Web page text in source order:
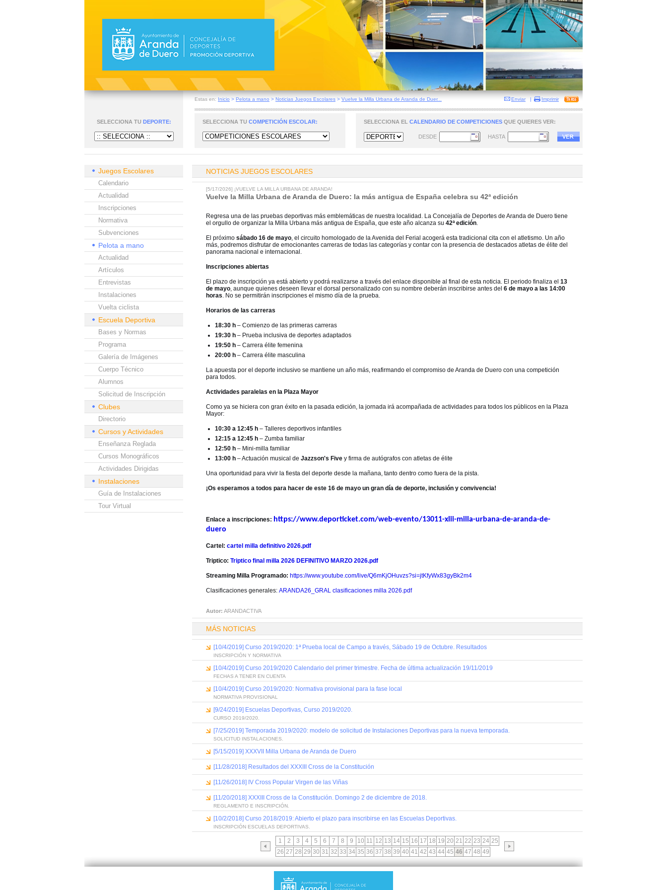
Estas en: Inicio > Pelota a mano > Noticias Juegos Escolares > Vuelve la Milla Urbana de Aranda de Duer... Enviar | Imprimir
SELECCIONA TU DEPORTE: SELECCIONA TU COMPETICIÓN ESCOLAR: SELECCIONA EL CALENDARIO DE COMPETICIONES QUE QUIERES VER:
DESDE HASTA
Juegos Escolares
Calendario
Actualidad
Inscripciones
Normativa
Subvenciones
Pelota a mano
Actualidad
Artículos
Entrevistas
Instalaciones
Vuelta ciclista
Escuela Deportiva
Bases y Normas
Programa
Galería de Imágenes
Cuerpo Técnico
Alumnos
Solicitud de Inscripción
Clubes
Directorio
Cursos y Actividades
Enseñanza Reglada
Cursos Monográficos
Actividades Dirigidas
Instalaciones
Guía de Instalaciones
Tour Virtual
NOTICIAS JUEGOS ESCOLARES
[5/17/2026] ¡VUELVE LA MILLA URBANA DE ARANDA!
Vuelve la Milla Urbana de Aranda de Duero: la más antigua de España celebra su 42ª edición
Regresa una de las pruebas deportivas más emblemáticas de nuestra localidad. La Concejalía de Deportes de Aranda de Duero tiene
el orgullo de organizar la Milla Urbana más antigua de España, que este año alcanza su 42ª edición.
El próximo sábado 16 de mayo, el circuito homologado de la Avenida del Ferial acogerá esta tradicional cita con el atletismo. Un año
más, podremos disfrutar de emocionantes carreras de todas las categorías y contar con la presencia de destacados atletas de élite del
panorama nacional e internacional.
Inscripciones abiertas
El plazo de inscripción ya está abierto y podrá realizarse a través del enlace disponible al final de esta noticia. El periodo finaliza el 13
de mayo, aunque quienes deseen llevar el dorsal personalizado con su nombre deberán inscribirse antes del 6 de mayo a las 14:00
horas. No se permitirán inscripciones el mismo día de la prueba.
Horarios de las carreras
18:30 h – Comienzo de las primeras carreras
19:30 h – Prueba inclusiva de deportes adaptados
19:50 h – Carrera élite femenina
20:00 h – Carrera élite masculina
La apuesta por el deporte inclusivo se mantiene un año más, reafirmando el compromiso de Aranda de Duero con una competición
para todos.
Actividades paralelas en la Plaza Mayor
Como ya se hiciera con gran éxito en la pasada edición, la jornada irá acompañada de actividades para todos los públicos en la Plaza
Mayor:
10:30 a 12:45 h – Talleres deportivos infantiles
12:15 a 12:45 h – Zumba familiar
12:50 h – Mini-milla familiar
13:00 h – Actuación musical de Jazzson's Five y firma de autógrafos con atletas de élite
Una oportunidad para vivir la fiesta del deporte desde la mañana, tanto dentro como fuera de la pista.
¡Os esperamos a todos para hacer de este 16 de mayo un gran día de deporte, inclusión y convivencia!
Enlace a inscripciones: https://www.deporticket.com/web-evento/13011-xlii-milla-urbana-de-aranda-de-
duero
Cartel: cartel milla definitivo 2026.pdf
Triptico: Triptico final milla 2026 DEFINITIVO MARZO 2026.pdf
Streaming Milla Programado: https://www.youtube.com/live/Q6mKjOHuvzs?si=jtKfyWx83gyBk2m4
Clasificaciones generales: ARANDA26_GRAL clasificaciones milla 2026.pdf
Autor: ARANDACTIVA
MÁS NOTICIAS
[10/4/2019] Curso 2019/2020: 1ª Prueba local de Campo a través, Sábado 19 de Octubre. Resultados
INSCRIPCIÓN Y NORMATIVA
[10/4/2019] Curso 2019/2020 Calendario del primer trimestre. Fecha de última actualización 19/11/2019
FECHAS A TENER EN CUENTA
[10/4/2019] Curso 2019/2020: Normativa provisional para la fase local
NORMATIVA PROVISIONAL
[9/24/2019] Escuelas Deportivas, Curso 2019/2020.
CURSO 2019/2020.
[7/25/2019] Temporada 2019/2020: modelo de solicitud de Instalaciones Deportivas para la nueva temporada.
SOLICITUD INSTALACIONES.
[5/15/2019] XXXVII Milla Urbana de Aranda de Duero
[11/28/2018] Resultados del XXXIII Cross de la Constitución
[11/26/2018] IV Cross Popular Virgen de las Viñas
[11/20/2018] XXXIII Cross de la Constitución. Domingo 2 de diciembre de 2018.
REGLAMENTO E INSCRIPCIÓN.
[10/2/2018] Curso 2018/2019: Abierto el plazo para inscribirse en las Escuelas Deportivas.
INSCRIPCIÓN ESCUELAS DEPORTIVAS.
1 2 3 4 5 6 7 8 9 10 11 12 13 14 15 16 17 18 19 20 21 22 23 24 25
26 27 28 29 30 31 32 33 34 35 36 37 38 39 40 41 42 43 44 45 46 47 48 49